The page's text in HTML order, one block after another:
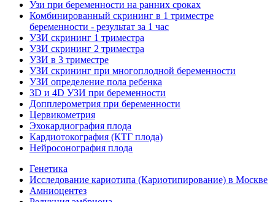
Узи при беременности на ранних сроках
Комбинированный скрининг в 1 триместре
беременности - результат за 1 час
УЗИ скрининг 1 триместра
УЗИ скрининг 2 триместра
УЗИ в 3 триместре
УЗИ скрининг при многоплодной беременности
УЗИ определение пола ребенка
3D и 4D УЗИ при беременности
Допплерометрия при беременности
Цервикометрия
Эхокардиография плода
Кардиотокография (КТГ плода)
Нейросонография плода
Генетика
Исследование кариотипа (Кариотипирование) в Москве
Амниоцентез